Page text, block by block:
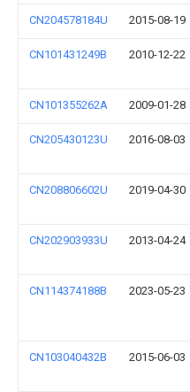
CN204578184U 2015-08-19
CN101431249B 2010-12-22
CN101355262A 2009-01-28
CN205430123U 2016-08-03
CN208806602U 2019-04-30
CN202903933U 2013-04-24
CN114374188B 2023-05-23
CN103040432B 2015-06-03